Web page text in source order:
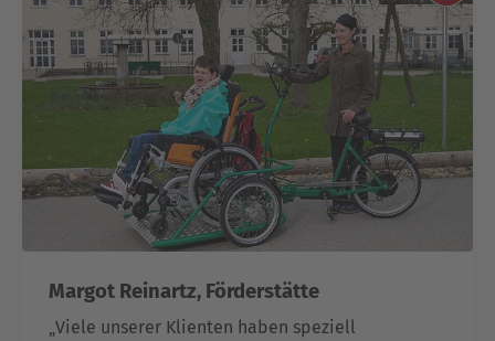
Margot Reinartz, Förderstätte
„Viele unserer Klienten haben speziell